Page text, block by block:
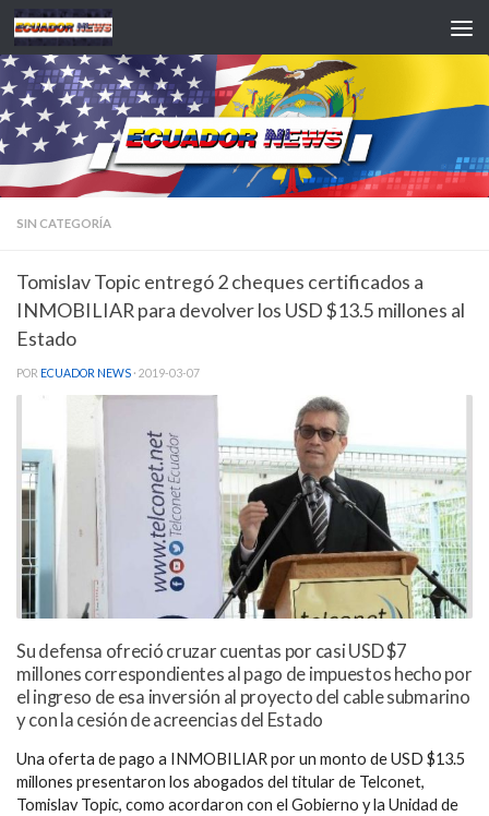
Saltar al contenido
SIN CATEGORÍA
Tomislav Topic entregó 2 cheques certificados a
INMOBILIAR para devolver los USD $13.5 millones al
Estado
POR ECUADOR NEWS · 2019-03-07
Su defensa ofreció cruzar cuentas por casi USD $7
millones correspondientes al pago de impuestos hecho por
el ingreso de esa inversión al proyecto del cable submarino
y con la cesión de acreencias del Estado
Una oferta de pago a INMOBILIAR por un monto de USD $13.5
millones presentaron los abogados del titular de Telconet,
Tomislav Topic, como acordaron con el Gobierno y la Unidad de